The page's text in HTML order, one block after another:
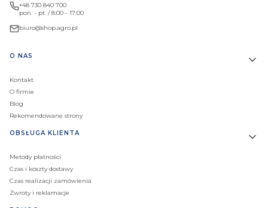
+48 730 840 700
pon. - pt. / 8:00 - 17:00
biuro@shop.agro.pl
Linki w stopce
O NAS
Kontakt
O firmie
Blog
Rekomendowane strony
OBSŁUGA KLIENTA
Metody płatności
Czas i koszty dostawy
Czas realizacji zamówienia
Zwroty i reklamacje